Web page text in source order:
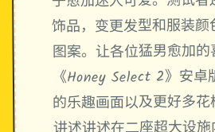
饰品，变更发型和服装
图案。让各位猛男愈加的
《Honey Select 2》安
的乐趣画面以及更好多花